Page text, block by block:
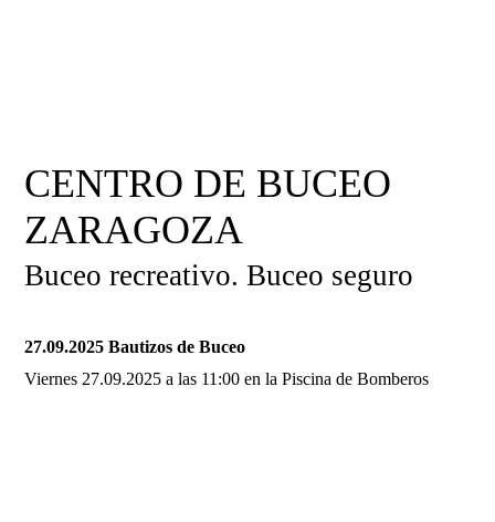
CENTRO DE BUCEO
ZARAGOZA
Buceo recreativo. Buceo seguro
27.09.2025 Bautizos de Buceo
Viernes 27.09.2025 a las 11:00 en la Piscina de Bomberos